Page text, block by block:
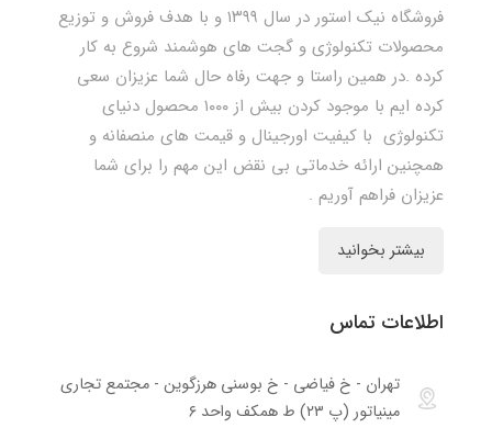
فروشگاه نیک استور در سال ۱۳۹۹ و با هدف فروش و توزیع
محصولات تکنولوژی و گجت های هوشمند شروع به کار
کرده .در همین راستا و جهت رفاه حال شما عزیزان سعی
کرده ایم با موجود کردن بیش از ۱۰۰۰ محصول دنیای
تکنولوژی با کیفیت اورجینال و قیمت های منصفانه و
همچنین ارائه خدماتی بی نقض این مهم را برای شما
عزیزان فراهم آوریم .
بیشتر بخوانید
اطلاعات تماس
تهران - خ فیاضی - خ بوسنی هرزگوین - مجتمع تجاری
مینیاتور (پ ۲۳) ط همکف واحد ۶